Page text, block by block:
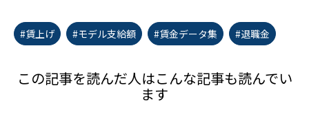
#賃上げ #モデル支給額 #賃金データ集 #退職金
この記事を読んだ人はこんな記事も読んでい
ます